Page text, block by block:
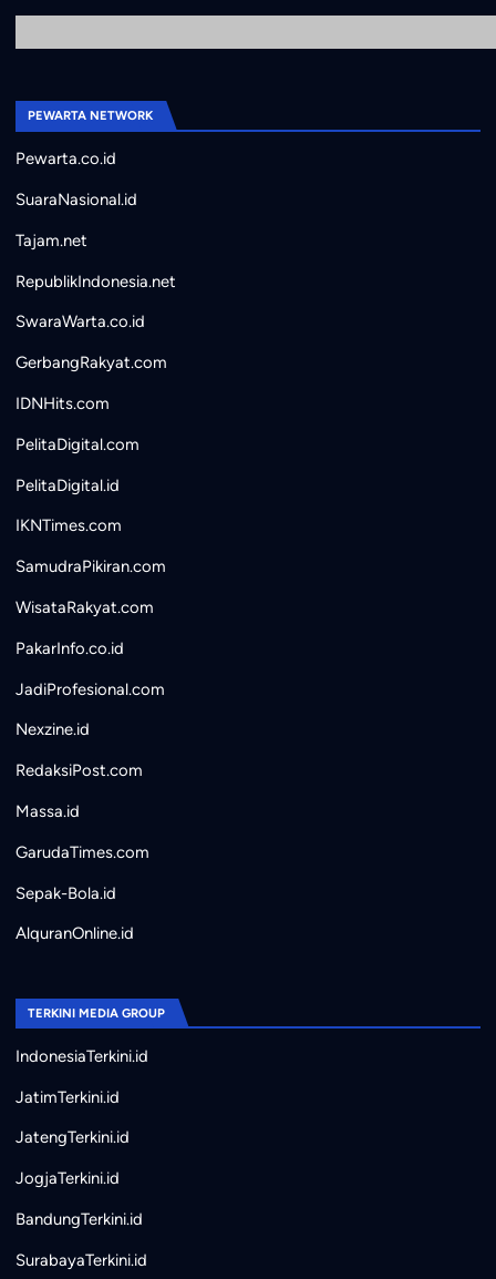
PEWARTA NETWORK
Pewarta.co.id
SuaraNasional.id
Tajam.net
RepublikIndonesia.net
SwaraWarta.co.id
GerbangRakyat.com
IDNHits.com
PelitaDigital.com
PelitaDigital.id
IKNTimes.com
SamudraPikiran.com
WisataRakyat.com
PakarInfo.co.id
JadiProfesional.com
Nexzine.id
RedaksiPost.com
Massa.id
GarudaTimes.com
Sepak-Bola.id
AlquranOnline.id
TERKINI MEDIA GROUP
IndonesiaTerkini.id
JatimTerkini.id
JatengTerkini.id
JogjaTerkini.id
BandungTerkini.id
SurabayaTerkini.id